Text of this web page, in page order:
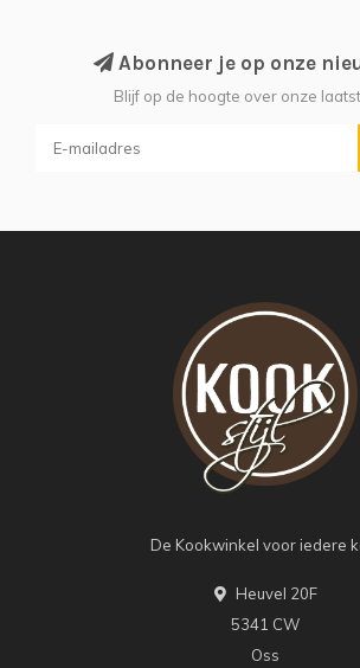
Abonneer je op onze
Blijf op de hoogte over onze
De Kookwinkel voor iedere
Heuvel 20F
5341 CW
Oss